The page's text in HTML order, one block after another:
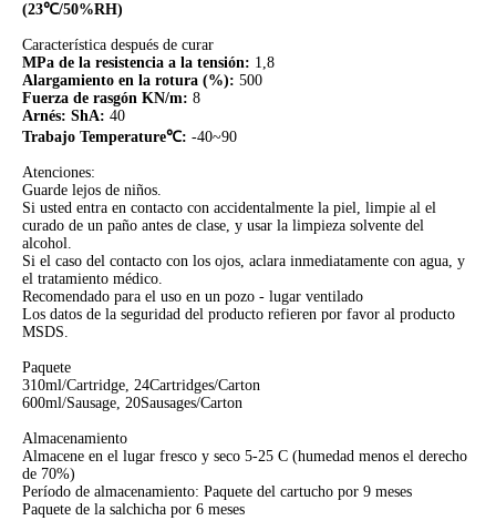
(23℃/50%RH)
Característica después de curar
MPa de la resistencia a la tensión: 1,8
Alargamiento en la rotura (%): 500
Fuerza de rasgón KN/m: 8
Arnés: ShA: 40
Trabajo Temperature℃: -40~90
Atenciones:
Guarde lejos de niños.
Si usted entra en contacto con accidentalmente la piel, limpie al el
curado de un paño antes de clase, y usar la limpieza solvente del
alcohol.
Si el caso del contacto con los ojos, aclara inmediatamente con agua, y
el tratamiento médico.
Recomendado para el uso en un pozo - lugar ventilado
Los datos de la seguridad del producto refieren por favor al producto
MSDS.
Paquete
310ml/Cartridge, 24Cartridges/Carton
600ml/Sausage, 20Sausages/Carton
Almacenamiento
Almacene en el lugar fresco y seco 5-25 C (humedad menos el derecho
de 70%)
Período de almacenamiento: Paquete del cartucho por 9 meses
Paquete de la salchicha por 6 meses